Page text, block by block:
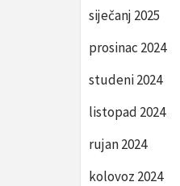
siječanj 2025
prosinac 2024
studeni 2024
listopad 2024
rujan 2024
kolovoz 2024